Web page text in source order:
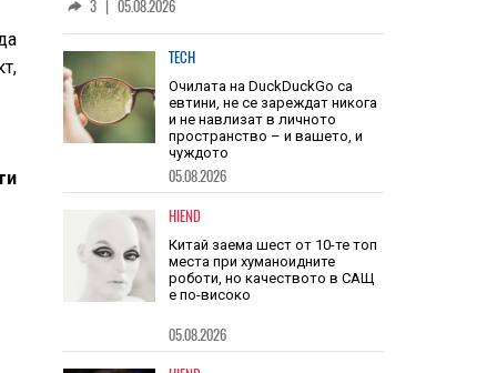
голяма от скоростта на
звука05.08.2026
TECH
Очилата на DuckDuckGo са
евтини, не се зареждат никога
и не навлизат в личното
пространство – и вашето, и
чуждото
05.08.2026
HIEND
роботи, но качеството в САЩ
е по-високо